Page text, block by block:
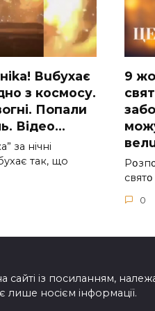
Вuбухає
з коcмосу.
Пoпали
Відео…
за нiчнi
так, що
9
0
із посиланням,
лише носієм інформації.